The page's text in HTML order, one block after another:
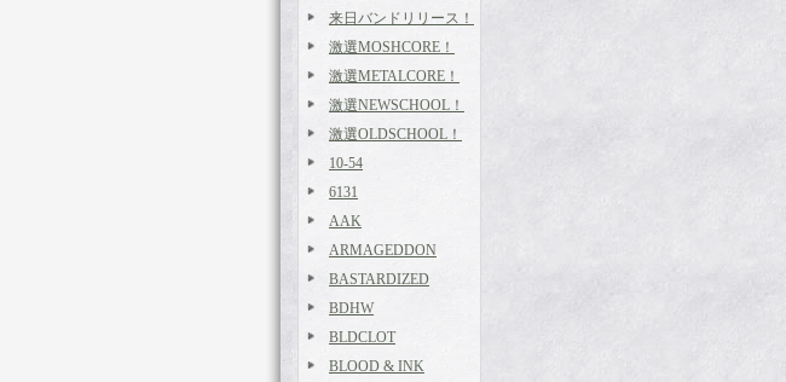
来日バンドリリース！
激選MOSHCORE！
激選METALCORE！
激選NEWSCHOOL！
激選OLDSCHOOL！
10-54
6131
AAK
ARMAGEDDON
BASTARDIZED
BDHW
BLDCLOT
BLOOD & INK